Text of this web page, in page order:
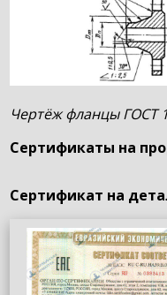
Чертёж фланцы ГОСТ
Сертификаты на
Сертификат на